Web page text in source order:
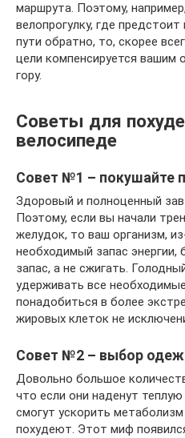
маршрута. Поэтому,
велопрогулку, где
пути обратно, то, скорее
цели компенсируется
гору.
Советы для
велосипеде
Совет №1 – покушайте
Здоровый и полноценный
Поэтому, если вы начали
желудок, то ваш организм,
необходимый запас энергии,
запас, а не сжигать.
удерживать все
понадобиться в более
жировых клеток не
Совет №2 – выбор
Довольно большое
что если они наденут
смогут ускорить
похудеют. Этот миф